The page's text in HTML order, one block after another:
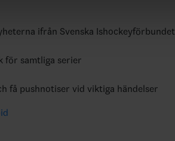
ifrån Svenska Ishockeyförbundet
för samtliga serier
få pushnotiser vid viktiga händelser